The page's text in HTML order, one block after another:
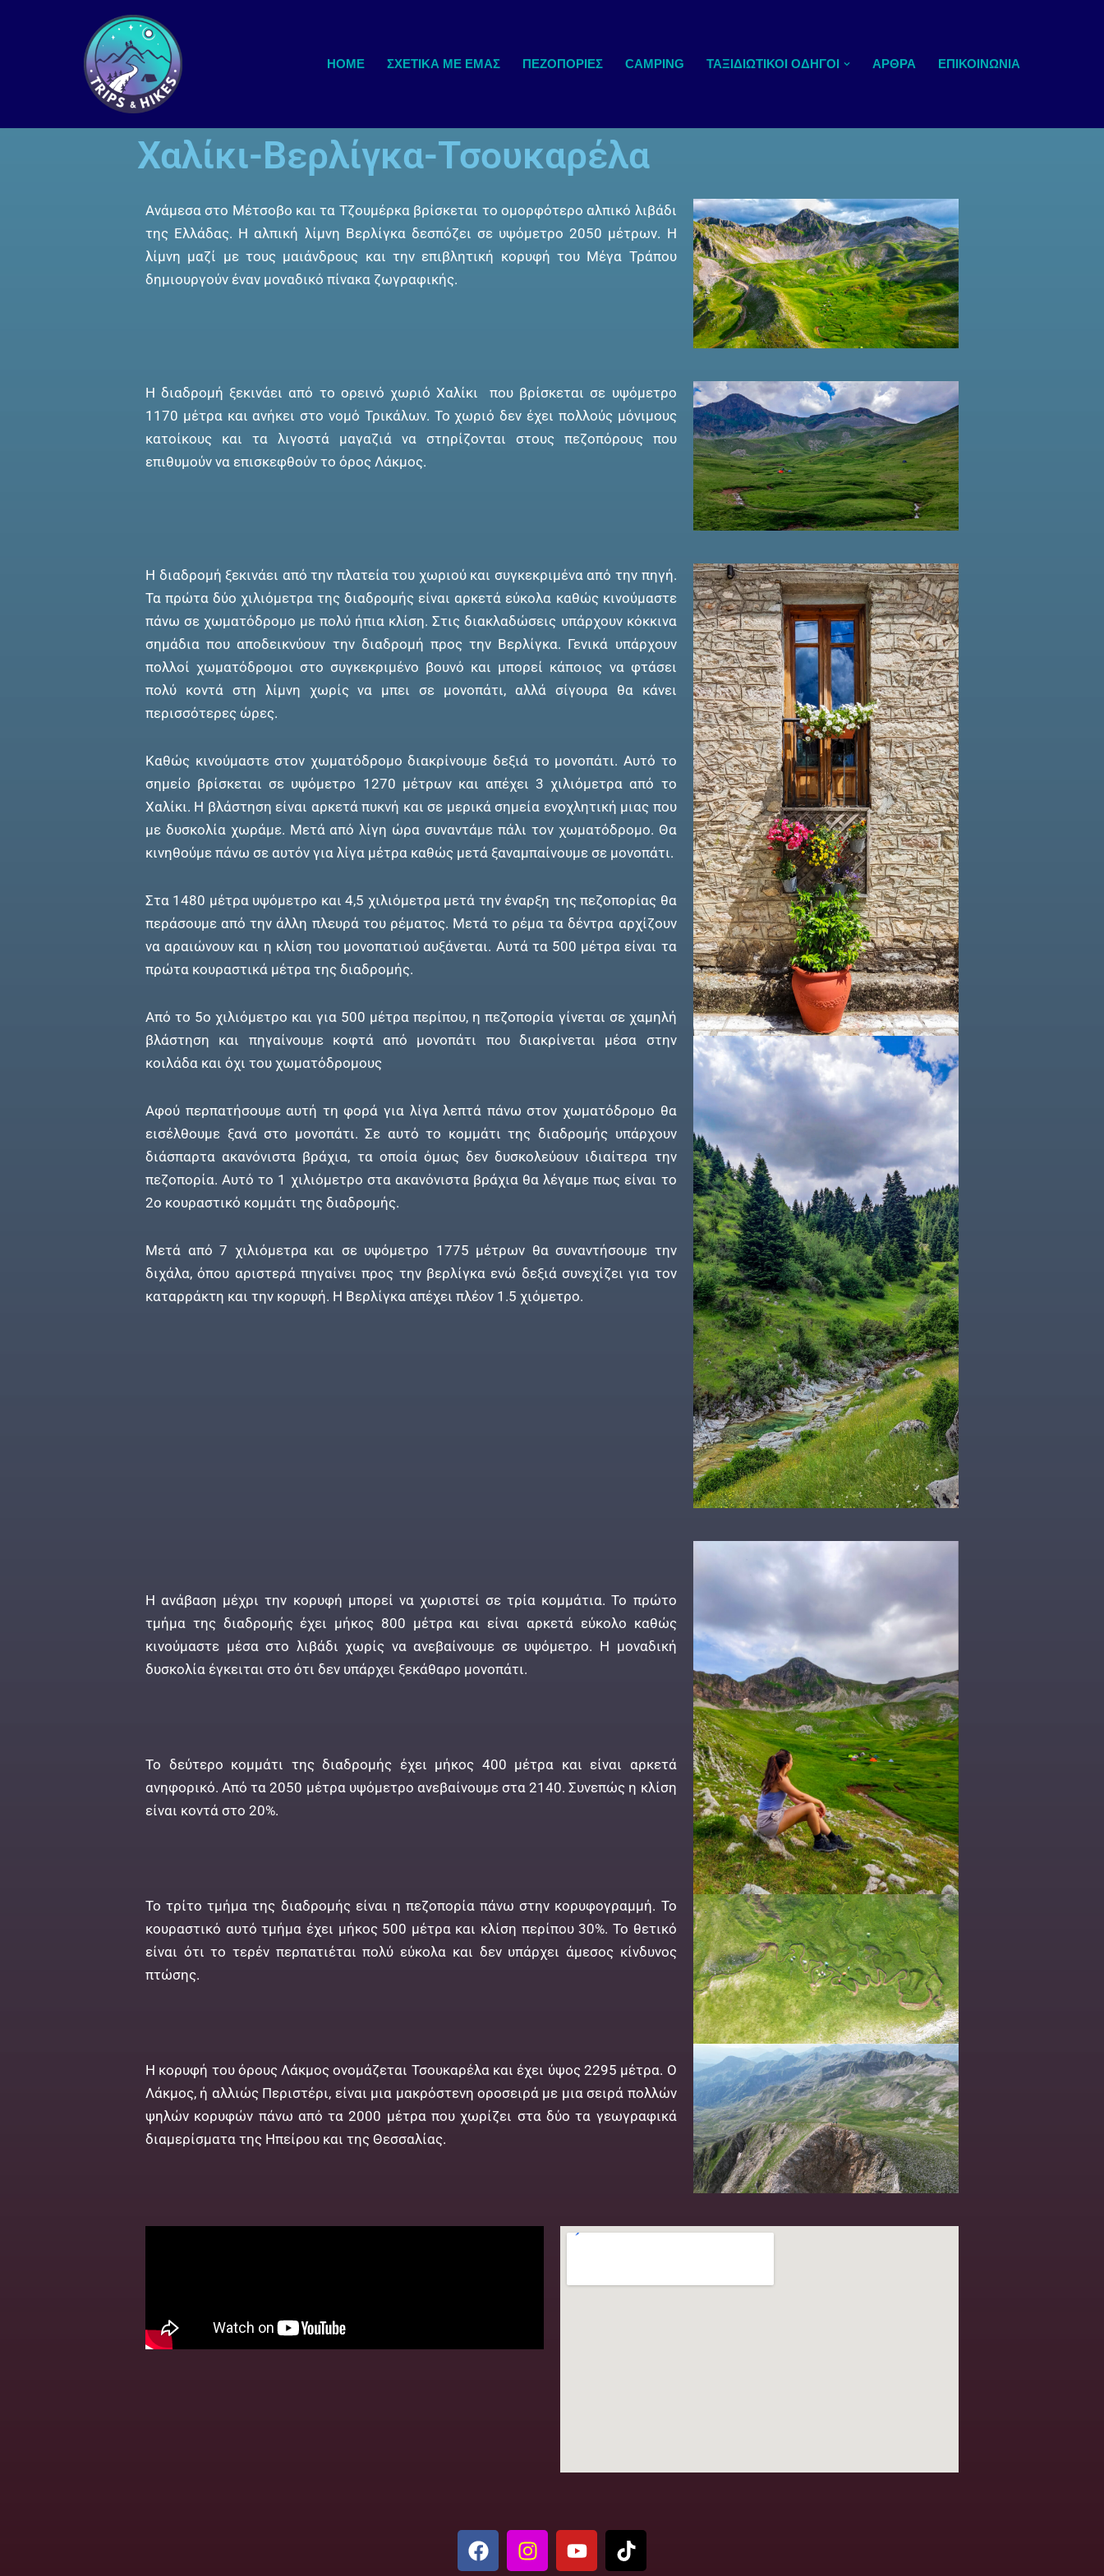
Μεταπηδήστε
περιεχόμενο
HOME ΣΧΕΤΙΚΆ ΜΕ ΕΜΆΣ ΠΕΖΟΠΟΡΙΕΣ CAMPING ΤΑΞΙΔΙΩΤΙΚΟΊ ΟΔΗΓΟΊ ΆΡΘΡΑ ΕΠΙΚΟΙΝΩΝΊΑ
Χαλίκι-Βερλίγκα-Τσουκαρέλα
Ανάμεσα στο Μέτσοβο και τα Τζουμέρκα βρίσκεται το ομορφότερο αλπικό λιβάδι
της Ελλάδας. Η αλπική λίμνη Βερλίγκα δεσπόζει σε υψόμετρο 2050 μέτρων. Η
λίμνη μαζί με τους μαιάνδρους και την επιβλητική κορυφή του Μέγα Τράπου
δημιουργούν έναν μοναδικό πίνακα ζωγραφικής.
Η διαδρομή ξεκινάει από το ορεινό χωριό Χαλίκι που βρίσκεται σε υψόμετρο
1170 μέτρα και ανήκει στο νομό Τρικάλων. Το χωριό δεν έχει πολλούς μόνιμους
κατοίκους και τα λιγοστά μαγαζιά να στηρίζονται στους πεζοπόρους που
επιθυμούν να επισκεφθούν το όρος Λάκμος.
Η διαδρομή ξεκινάει από την πλατεία του χωριού και συγκεκριμένα από την πηγή.
Τα πρώτα δύο χιλιόμετρα της διαδρομής είναι αρκετά εύκολα καθώς κινούμαστε
πάνω σε χωματόδρομο με πολύ ήπια κλίση. Στις διακλαδώσεις υπάρχουν κόκκινα
σημάδια που αποδεικνύουν την διαδρομή προς την Βερλίγκα. Γενικά υπάρχουν
πολλοί χωματόδρομοι στο συγκεκριμένο βουνό και μπορεί κάποιος να φτάσει
πολύ κοντά στη λίμνη χωρίς να μπει σε μονοπάτι, αλλά σίγουρα θα κάνει
περισσότερες ώρες.
Καθώς κινούμαστε στον χωματόδρομο διακρίνουμε δεξιά το μονοπάτι. Αυτό το
σημείο βρίσκεται σε υψόμετρο 1270 μέτρων και απέχει 3 χιλιόμετρα από το
Χαλίκι. Η βλάστηση είναι αρκετά πυκνή και σε μερικά σημεία ενοχλητική μιας που
με δυσκολία χωράμε. Μετά από λίγη ώρα συναντάμε πάλι τον χωματόδρομο. Θα
κινηθούμε πάνω σε αυτόν για λίγα μέτρα καθώς μετά ξαναμπαίνουμε σε μονοπάτι.
Στα 1480 μέτρα υψόμετρο και 4,5 χιλιόμετρα μετά την έναρξη της πεζοπορίας θα
περάσουμε από την άλλη πλευρά του ρέματος. Μετά το ρέμα τα δέντρα αρχίζουν
να αραιώνουν και η κλίση του μονοπατιού αυξάνεται. Αυτά τα 500 μέτρα είναι τα
πρώτα κουραστικά μέτρα της διαδρομής.
Από το 5ο χιλιόμετρο και για 500 μέτρα περίπου, η πεζοπορία γίνεται σε χαμηλή
βλάστηση και πηγαίνουμε κοφτά από μονοπάτι που διακρίνεται μέσα στην
κοιλάδα και όχι του χωματόδρομους
Αφού περπατήσουμε αυτή τη φορά για λίγα λεπτά πάνω στον χωματόδρομο θα
εισέλθουμε ξανά στο μονοπάτι. Σε αυτό το κομμάτι της διαδρομής υπάρχουν
διάσπαρτα ακανόνιστα βράχια, τα οποία όμως δεν δυσκολεύουν ιδιαίτερα την
πεζοπορία. Αυτό το 1 χιλιόμετρο στα ακανόνιστα βράχια θα λέγαμε πως είναι το
2ο κουραστικό κομμάτι της διαδρομής.
Μετά από 7 χιλιόμετρα και σε υψόμετρο 1775 μέτρων θα συναντήσουμε την
διχάλα, όπου αριστερά πηγαίνει προς την βερλίγκα ενώ δεξιά συνεχίζει για τον
καταρράκτη και την κορυφή. Η Βερλίγκα απέχει πλέον 1.5 χιόμετρο.
Η ανάβαση μέχρι την κορυφή μπορεί να χωριστεί σε τρία κομμάτια. Το πρώτο
τμήμα της διαδρομής έχει μήκος 800 μέτρα και είναι αρκετά εύκολο καθώς
κινούμαστε μέσα στο λιβάδι χωρίς να ανεβαίνουμε σε υψόμετρο. Η μοναδική
δυσκολία έγκειται στο ότι δεν υπάρχει ξεκάθαρο μονοπάτι.
Το δεύτερο κομμάτι της διαδρομής έχει μήκος 400 μέτρα και είναι αρκετά
ανηφορικό. Από τα 2050 μέτρα υψόμετρο ανεβαίνουμε στα 2140. Συνεπώς η κλίση
είναι κοντά στο 20%.
Το τρίτο τμήμα της διαδρομής είναι η πεζοπορία πάνω στην κορυφογραμμή. Το
κουραστικό αυτό τμήμα έχει μήκος 500 μέτρα και κλίση περίπου 30%. Το θετικό
είναι ότι το τερέν περπατιέται πολύ εύκολα και δεν υπάρχει άμεσος κίνδυνος
πτώσης.
Η κορυφή του όρους Λάκμος ονομάζεται Τσουκαρέλα και έχει ύψος 2295 μέτρα. Ο
Λάκμος, ή αλλιώς Περιστέρι, είναι μια μακρόστενη οροσειρά με μια σειρά πολλών
ψηλών κορυφών πάνω από τα 2000 μέτρα που χωρίζει στα δύο τα γεωγραφικά
διαμερίσματα της Ηπείρου και της Θεσσαλίας.